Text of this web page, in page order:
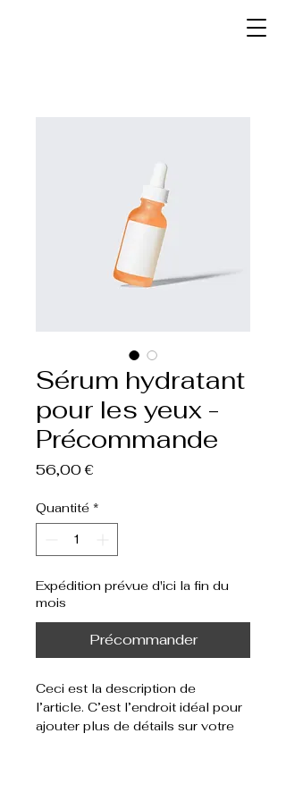
Sérum hydratant
pour les yeux -
Précommande
56,00 €Prix
Quantité *
Expédition prévue d'ici la fin du
mois
Précommander
Ceci est la description de
l’article. C’est l’endroit idéal pour
ajouter plus de détails sur votre